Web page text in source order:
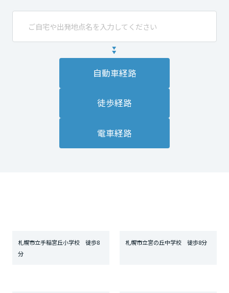
自動車経路
徒歩経路
電車経路
札幌市立手稲宮丘小学校 徒歩8
分
札幌市立宮の丘中学校 徒歩8分